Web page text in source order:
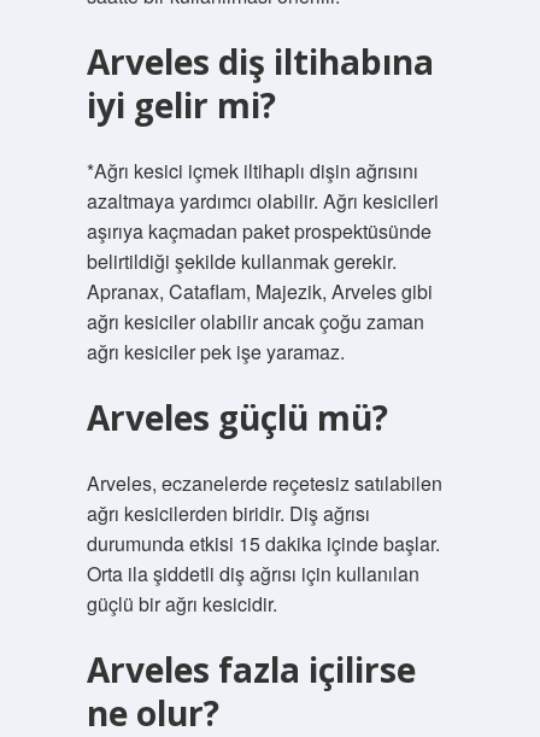
Arveles diş iltihabına
iyi gelir mi?
*Ağrı kesici içmek iltihaplı dişin ağrısını
azaltmaya yardımcı olabilir. Ağrı kesicileri
aşırıya kaçmadan paket prospektüsünde
belirtildiği şekilde kullanmak gerekir.
Apranax, Cataflam, Majezik, Arveles gibi
ağrı kesiciler olabilir ancak çoğu zaman
ağrı kesiciler pek işe yaramaz.
Arveles güçlü mü?
Arveles, eczanelerde reçetesiz satılabilen
ağrı kesicilerden biridir. Diş ağrısı
durumunda etkisi 15 dakika içinde başlar.
Orta ila şiddetli diş ağrısı için kullanılan
güçlü bir ağrı kesicidir.
Arveles fazla içilirse
ne olur?